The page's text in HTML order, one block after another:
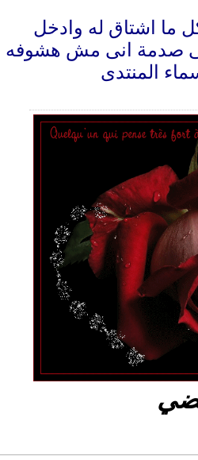
ما اشتاق له وادخل
صدمة انى مش هشوفه
المنتدى